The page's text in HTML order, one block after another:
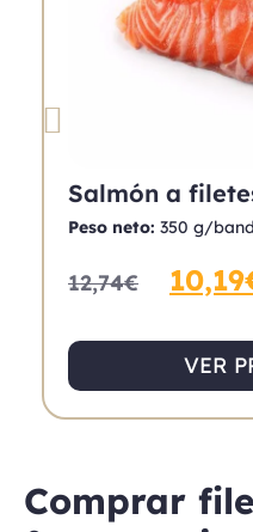
Salmón a
Peso neto: 350 g/
12,74€ 10,19
VER
Comprar